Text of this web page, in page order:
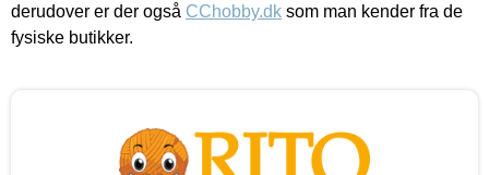
derudover er der også CChobby.dk som man kender fra de
fysiske butikker.